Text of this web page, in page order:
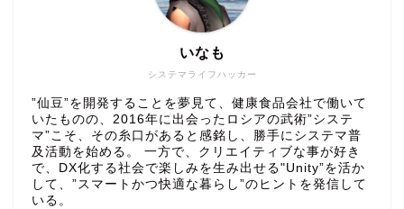
システマライフハッカー
いなも
”仙豆”を開発することを夢見て、健康食品会社で働いて
いたものの、2016年に出会ったロシアの武術”システ
マ”こそ、その糸口があると感銘し、勝手にシステマ普
及活動を始める。 一方で、クリエイティブな事が好き
で、DX化する社会で楽しみを生み出せる"Unity”を活か
して、”スマートかつ快適な暮らし”のヒントを発信して
いる。